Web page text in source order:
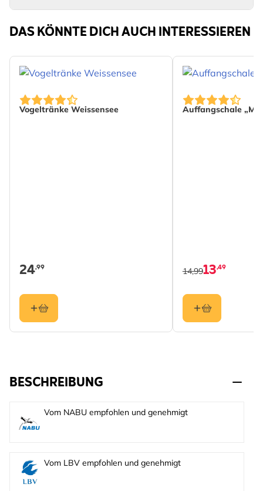
DAS KÖNNTE DICH AUCH INTERESSIEREN
Vogeltränke Weissensee
24,99
Auffangschale
13,49
14,99
BESCHREIBUNG
Vom NABU empfohlen und genehmigt
Vom LBV empfohlen und genehmigt